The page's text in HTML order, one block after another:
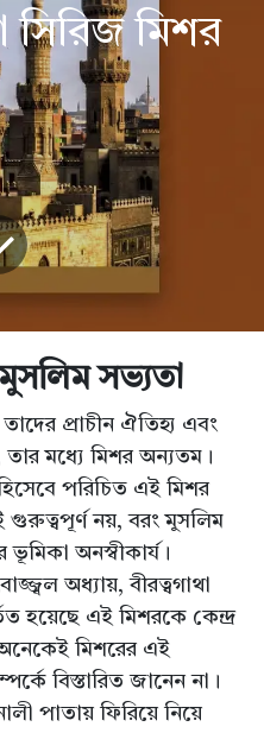
সিরিজ মিশর
সভ্যতা
প্রাচীন ঐতিহ্য এবং
মধ্যে মিশর অন্যতম।
পরিচিত এই মিশর
গুরুত্বপূর্ণ নয়, বরং মুসলিম
অনস্বীকার্য।
অধ্যায়, বীরত্বগাথা
হয়েছে এই মিশরকে কেন্দ্র
অনেকেই মিশরের এই
বিস্তারিত জানেন না।
পাতায় ফিরিয়ে নিয়ে